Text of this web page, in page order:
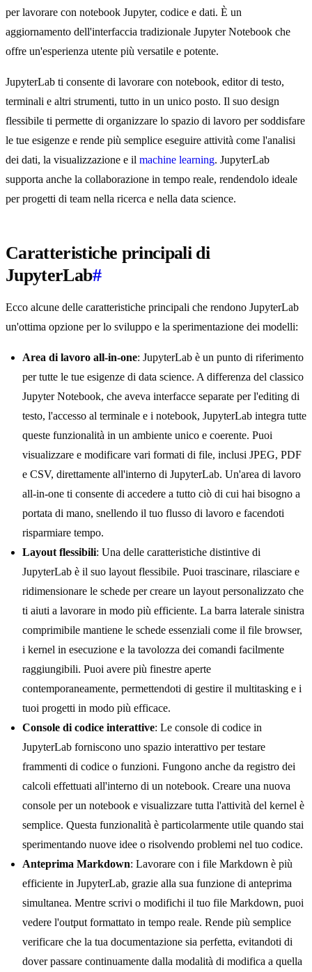
per lavorare con notebook Jupyter, codice e dati. È un
aggiornamento dell'interfaccia tradizionale Jupyter Notebook che
offre un'esperienza utente più versatile e potente.
JupyterLab ti consente di lavorare con notebook, editor di testo,
terminali e altri strumenti, tutto in un unico posto. Il suo design
flessibile ti permette di organizzare lo spazio di lavoro per soddisfare
le tue esigenze e rende più semplice eseguire attività come l'analisi
dei dati, la visualizzazione e il machine learning. JupyterLab
supporta anche la collaborazione in tempo reale, rendendolo ideale
per progetti di team nella ricerca e nella data science.
Caratteristiche principali di
JupyterLab#
Ecco alcune delle caratteristiche principali che rendono JupyterLab
un'ottima opzione per lo sviluppo e la sperimentazione dei modelli:
Area di lavoro all-in-one: JupyterLab è un punto di riferimento
per tutte le tue esigenze di data science. A differenza del classico
Jupyter Notebook, che aveva interfacce separate per l'editing di
testo, l'accesso al terminale e i notebook, JupyterLab integra tutte
queste funzionalità in un ambiente unico e coerente. Puoi
visualizzare e modificare vari formati di file, inclusi JPEG, PDF
e CSV, direttamente all'interno di JupyterLab. Un'area di lavoro
all-in-one ti consente di accedere a tutto ciò di cui hai bisogno a
portata di mano, snellendo il tuo flusso di lavoro e facendoti
risparmiare tempo.
Layout flessibili: Una delle caratteristiche distintive di
JupyterLab è il suo layout flessibile. Puoi trascinare, rilasciare e
ridimensionare le schede per creare un layout personalizzato che
ti aiuti a lavorare in modo più efficiente. La barra laterale sinistra
comprimibile mantiene le schede essenziali come il file browser,
i kernel in esecuzione e la tavolozza dei comandi facilmente
raggiungibili. Puoi avere più finestre aperte
contemporaneamente, permettendoti di gestire il multitasking e i
tuoi progetti in modo più efficace.
Console di codice interattive: Le console di codice in
JupyterLab forniscono uno spazio interattivo per testare
frammenti di codice o funzioni. Fungono anche da registro dei
calcoli effettuati all'interno di un notebook. Creare una nuova
console per un notebook e visualizzare tutta l'attività del kernel è
semplice. Questa funzionalità è particolarmente utile quando stai
sperimentando nuove idee o risolvendo problemi nel tuo codice.
Anteprima Markdown: Lavorare con i file Markdown è più
efficiente in JupyterLab, grazie alla sua funzione di anteprima
simultanea. Mentre scrivi o modifichi il tuo file Markdown, puoi
vedere l'output formattato in tempo reale. Rende più semplice
verificare che la tua documentazione sia perfetta, evitandoti di
dover passare continuamente dalla modalità di modifica a quella